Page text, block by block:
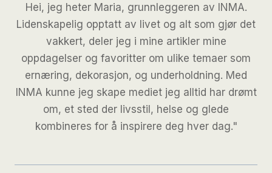
Hei, jeg heter Maria, grunnleggeren av INMA.
Lidenskapelig opptatt av livet og alt som gjør det
vakkert, deler jeg i mine artikler mine
oppdagelser og favoritter om ulike temaer som
ernæring, dekorasjon, og underholdning. Med
INMA kunne jeg skape mediet jeg alltid har drømt
om, et sted der livsstil, helse og glede
kombineres for å inspirere deg hver dag."